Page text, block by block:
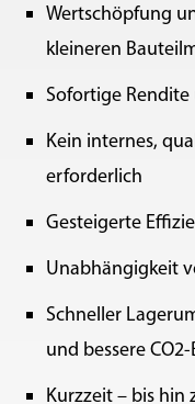
Wertschöpfung
kleineren
Sofortige
Kein internes,
erforderlich
Gesteigerte
Unabhängigkeit
Schneller
und bessere
Kurzzeit – bis hin